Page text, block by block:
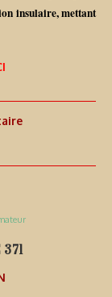
insulaire, mettant